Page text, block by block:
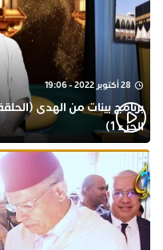
28 أكتوبر 2022 - 19:06
الجزء 1)